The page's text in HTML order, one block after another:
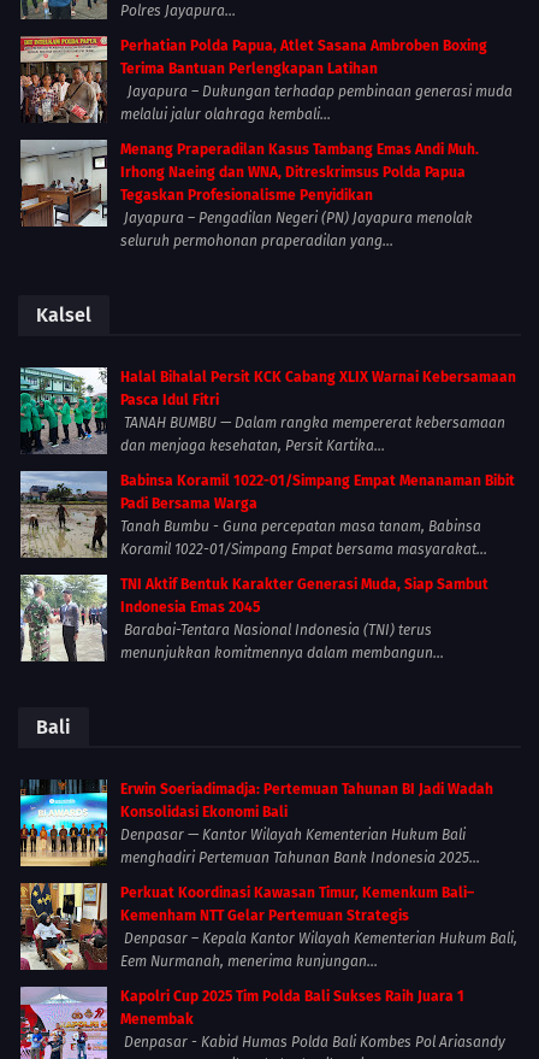
Polres Jayapura...
Perhatian Polda Papua, Atlet Sasana Ambroben Boxing
Terima Bantuan Perlengkapan Latihan
Jayapura – Dukungan terhadap pembinaan generasi muda
melalui jalur olahraga kembali...
Menang Praperadilan Kasus Tambang Emas Andi Muh.
Irhong Naeing dan WNA, Ditreskrimsus Polda Papua
Tegaskan Profesionalisme Penyidikan
Jayapura – Pengadilan Negeri (PN) Jayapura menolak
seluruh permohonan praperadilan yang...
Kalsel
Halal Bihalal Persit KCK Cabang XLIX Warnai Kebersamaan
Pasca Idul Fitri
TANAH BUMBU — Dalam rangka mempererat kebersamaan
dan menjaga kesehatan, Persit Kartika...
Babinsa Koramil 1022-01/Simpang Empat Menanaman Bibit
Padi Bersama Warga
Tanah Bumbu - Guna percepatan masa tanam, Babinsa
Koramil 1022-01/Simpang Empat bersama masyarakat...
TNI Aktif Bentuk Karakter Generasi Muda, Siap Sambut
Indonesia Emas 2045
Barabai-Tentara Nasional Indonesia (TNI) terus
menunjukkan komitmennya dalam membangun...
Bali
Erwin Soeriadimadja: Pertemuan Tahunan BI Jadi Wadah
Konsolidasi Ekonomi Bali
Denpasar — Kantor Wilayah Kementerian Hukum Bali
menghadiri Pertemuan Tahunan Bank Indonesia 2025...
Perkuat Koordinasi Kawasan Timur, Kemenkum Bali–
Kemenham NTT Gelar Pertemuan Strategis
Denpasar – Kepala Kantor Wilayah Kementerian Hukum Bali,
Eem Nurmanah, menerima kunjungan...
Kapolri Cup 2025 Tim Polda Bali Sukses Raih Juara 1
Menembak
Denpasar - Kabid Humas Polda Bali Kombes Pol Ariasandy